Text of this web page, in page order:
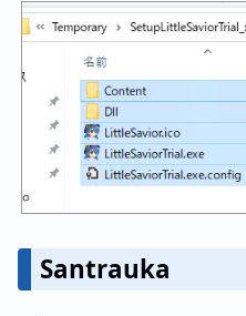
Santrauka